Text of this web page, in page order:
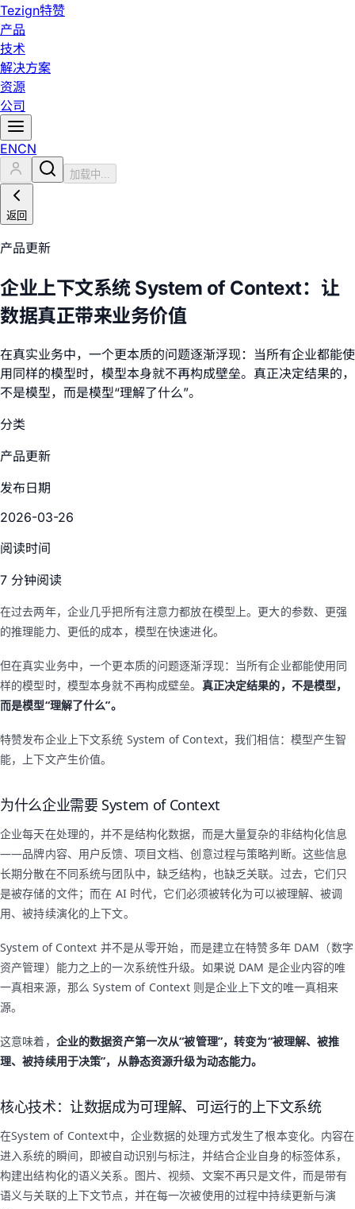
Tezign特赞
产品
技术
解决方案
资源
公司
ENCN
加载中...
返回
产品更新
企业上下文系统 System of Context：让
数据真正带来业务价值
在真实业务中，一个更本质的问题逐渐浮现：当所有企业都能使
用同样的模型时，模型本身就不再构成壁垒。真正决定结果的，
不是模型，而是模型“理解了什么”。
分类
产品更新
发布日期
2026-03-26
阅读时间
7 分钟阅读
在过去两年，企业几乎把所有注意力都放在模型上。更大的参数、更强
的推理能力、更低的成本，模型在快速进化。
但在真实业务中，一个更本质的问题逐渐浮现：当所有企业都能使用同
样的模型时，模型本身就不再构成壁垒。 真正决定结果的，不是模型，
而是模型“理解了什么”。
特赞发布企业上下文系统 System of Context，我们相信：模型产生智
能，上下文产生价值。
为什么企业需要 System of Context
企业每天在处理的，并不是结构化数据，而是大量复杂的非结构化信息
——品牌内容、用户反馈、项目文档、创意过程与策略判断。这些信息
长期分散在不同系统与团队中，缺乏结构，也缺乏关联。过去，它们只
是被存储的文件；而在 AI 时代，它们必须被转化为可以被理解、被调
用、被持续演化的上下文。
System of Context 并不是从零开始，而是建立在特赞多年 DAM（数字
资产管理）能力之上的一次系统性升级。如果说 DAM 是企业内容的唯
一真相来源，那么 System of Context 则是企业上下文的唯一真相来
源。
这意味着， 企业的数据资产第一次从“被管理”，转变为“被理解、被推
理、被持续用于决策”，从静态资源升级为动态能力。
核心技术：让数据成为可理解、可运行的上下文系统
在System of Context中，企业数据的处理方式发生了根本变化。内容在
进入系统的瞬间，即被自动识别与标注，并结合企业自身的标签体系，
构建出结构化的语义关系。图片、视频、文案不再只是文件，而是带有
语义与关联的上下文节点，并在每一次被使用的过程中持续更新与演